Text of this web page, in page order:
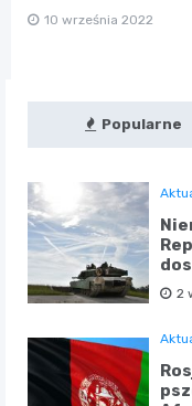
10 września 2022
Popularne
2